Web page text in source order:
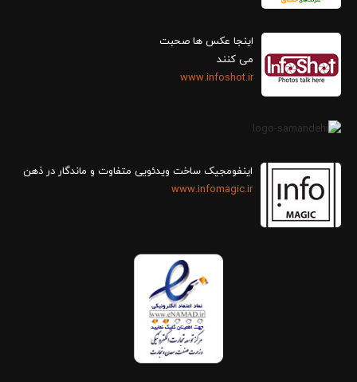
اینجا عکس ها صحبت
می کنند
www.infoshot.ir
اینفومجیک ساخت ویدئویی متفاوت و ماندگار در ذهن
www.infomagic.ir